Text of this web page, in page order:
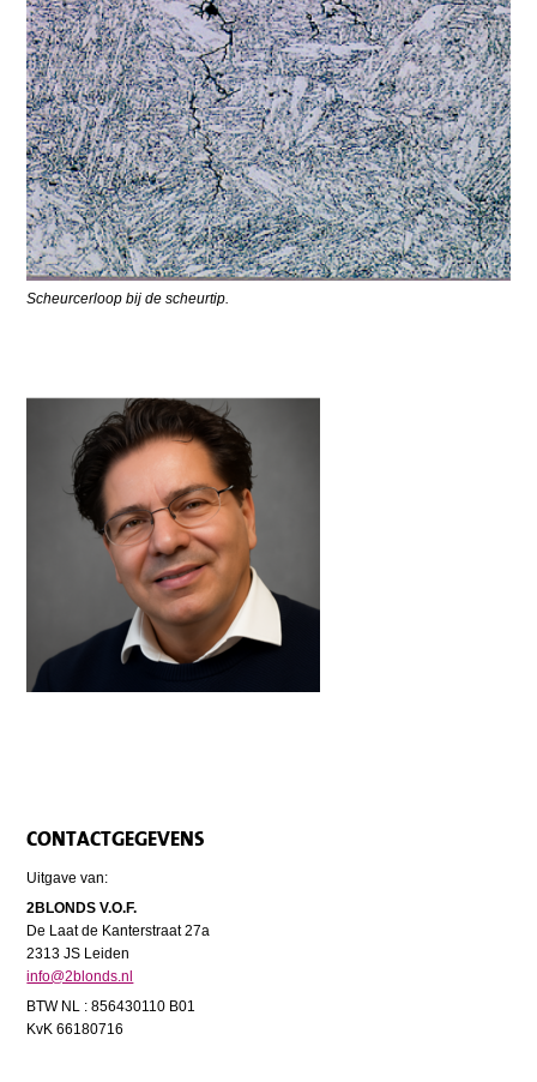
Scheurcerloop bij de scheurtip.
CONTACTGEGEVENS
Uitgave van:
2BLONDS V.O.F.
De Laat de Kanterstraat 27a
2313 JS Leiden
info@2blonds.nl
BTW NL : 856430110 B01
KvK 66180716